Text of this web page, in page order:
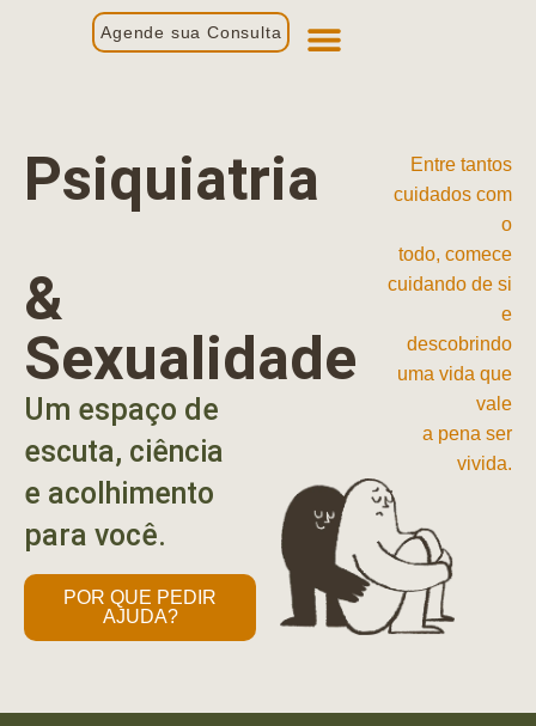
Agende sua Consulta
Psiquiatria
&
Sexualidade
Um espaço de
escuta, ciência
e acolhimento
para você.
POR QUE PEDIR
AJUDA?
Entre tantos
cuidados com
o
todo, comece
cuidando de si
e
descobrindo
uma vida que
vale
a pena ser
vivida.